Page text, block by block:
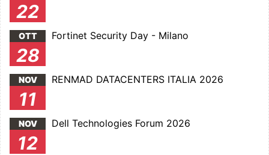
22
OTT
28
Fortinet Security Day - Milano
NOV
11
RENMAD DATACENTERS ITALIA 2026
NOV
12
Dell Technologies Forum 2026